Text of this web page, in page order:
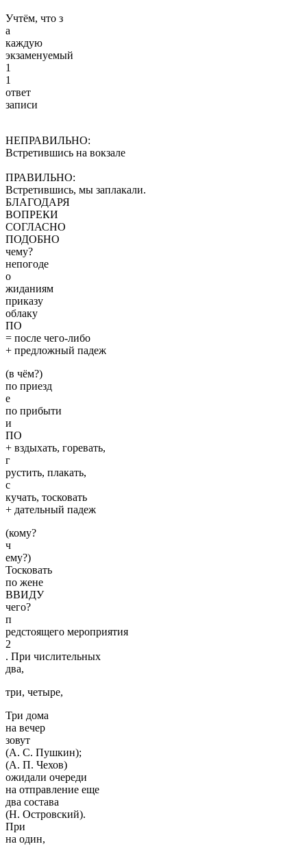
Учтём, что з
а
каждую
экзаменуемый
1
1
ответ
записи
НЕПРАВИЛЬНО:
Встретившись на вокзале
ПРАВИЛЬНО:
Встретившись, мы заплакали.
БЛАГОДАРЯ
ВОПРЕКИ
СОГЛАСНО
ПОДОБНО
чему?
непогоде
о
жиданиям
приказу
облаку
ПО
= после чего-либо
+ предложный падеж
(в чём?)
по приезд
е
по прибыти
и
ПО
+ вздыхать, горевать,
г
рустить, плакать,
с
кучать, тосковать
+ дательный падеж
(кому?
ч
ему?)
Тосковать
по жене
ВВИДУ
чего?
п
редстоящего мероприятия
2
. При числительных
два,
три, четыре,
Три дома
на вечер
зовут
(А. С. Пушкин);
(А. П. Чехов)
ожидали оче­реди
на отправление еще
два состава
(Н. Островский).
При
на один,